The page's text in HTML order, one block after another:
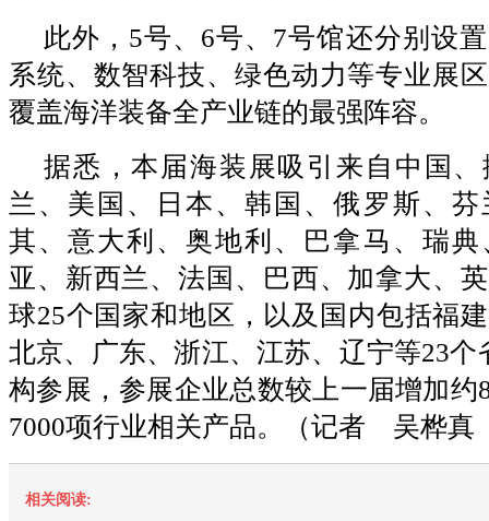
此外，5号、6号、7号馆还分别设
系统、数智科技、绿色动力等专业展
覆盖海洋装备全产业链的最强阵容。
据悉，本届海装展吸引来自中国
兰、美国、日本、韩国、俄罗斯、
其、意大利、奥地利、巴拿马、瑞
亚、新西兰、法国、巴西、加拿大、
球25个国家和地区，以及国内包括福
北京、广东、浙江、江苏、辽宁等23个
构参展，参展企业总数较上一届增加约
7000项行业相关产品。（记者 吴桦
相关阅读: